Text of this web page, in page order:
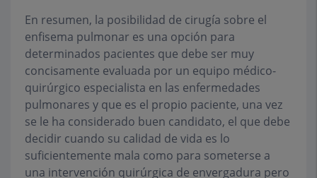
En resumen, la posibilidad de cirugía sobre el
enfisema pulmonar es una opción para
determinados pacientes que debe ser muy
concisamente evaluada por un equipo médico-
quirúrgico especialista en las enfermedades
pulmonares y que es el propio paciente, una vez
se le ha considerado buen candidato, el que debe
decidir cuando su calidad de vida es lo
suficientemente mala como para someterse a
una intervención quirúrgica de envergadura pero